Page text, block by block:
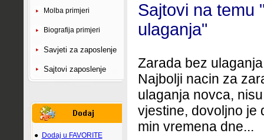
Molba primjeri
Biografija primjeri
Savjeti za zaposlenje
Sajtovi zaposlenje
● Dodaj u FAVORITE
Sajtovi na temu
ulaganja"
Zarada bez
Najbolji nacin za
ulaganja novca,
vjestine, dovoljno je
min vremena dne...